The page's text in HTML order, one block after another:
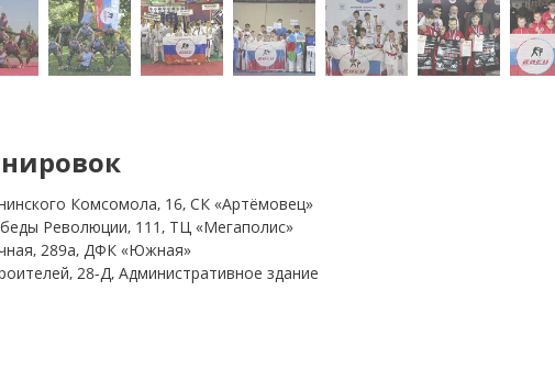
Комсомола, 16, СК «Артёмовец»
Революции, 111, ТЦ «Мегаполис»
289а, ДФК «Южная»
28-Д, Административное здание